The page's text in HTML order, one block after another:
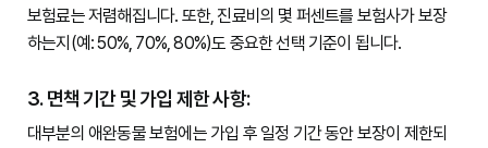
보험료는 저렴해집니다. 또한, 진료비의 몇 퍼센트를 보험사가 보장
하는지(예: 50%, 70%, 80%)도 중요한 선택 기준이 됩니다.
3. 면책 기간 및 가입 제한 사항:
대부분의 애완동물 보험에는 가입 후 일정 기간 동안 보장이 제한되